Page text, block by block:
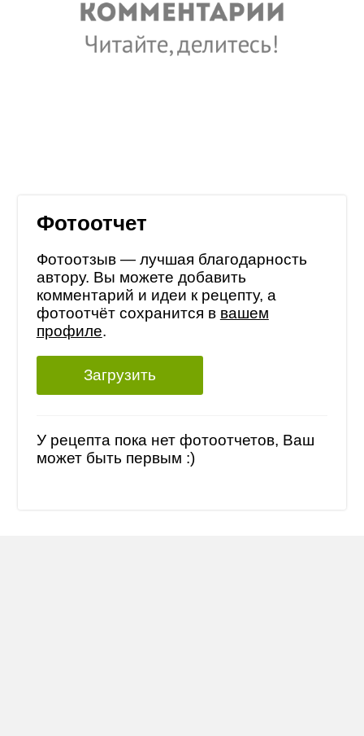
Фотоотчет
Фотоотзыв — лучшая благодарность
автору. Вы можете добавить
комментарий и идеи к рецепту, а
фотоотчёт сохранится в вашем
профиле.
Загрузить
У рецепта пока нет фотоотчетов, Ваш
может быть первым :)